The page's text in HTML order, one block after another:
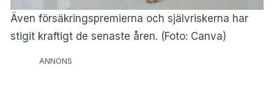
Även försäkringspremierna och självriskerna har
stigit kraftigt de senaste åren. (Foto: Canva)
ANNONS